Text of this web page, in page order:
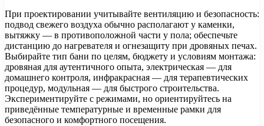
При проектировании учитывайте вентиляцию и безопасность:
подвод свежего воздуха обычно располагают у каменки,
вытяжку — в противоположной части у пола; обеспечьте
дистанцию до нагревателя и огнезащиту при дровяных печах.
Выбирайте тип бани по целям, бюджету и условиям монтажа:
дровяная для аутентичного опыта, электрическая — для
домашнего контроля, инфракрасная — для терапевтических
процедур, модульная — для быстрого строительства.
Экспериментируйте с режимами, но ориентируйтесь на
приведённые температурные и временные рамки для
безопасного и комфортного посещения.